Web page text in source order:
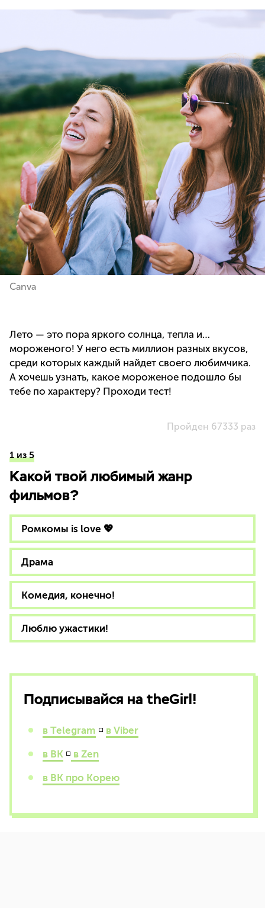
Canva
Лето — это пора яркого солнца, тепла и…
мороженого! У него есть миллион разных вкусов,
среди которых каждый найдет своего любимчика.
А хочешь узнать, какое мороженое подошло бы
тебе по характеру? Проходи тест!
Пройден 67333 раз
1 из 5
Какой твой любимый жанр
фильмов?
Ромкомы is love 💖
Драма
Комедия, конечно!
Люблю ужастики!
Подписывайся на theGirl!
в Telegram ◽ в Viber
в ВК ◽ в Zen
в ВК про Корею